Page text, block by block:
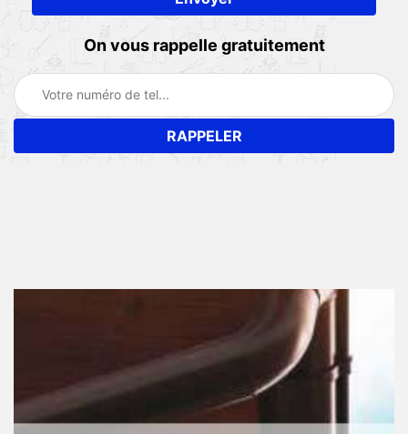
On vous rappelle gratuitement